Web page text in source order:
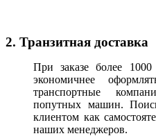
2. Транзитная доставка
При заказе более
экономичнее
транспортные
попутных машин.
клиентом как
наших менеджеров.